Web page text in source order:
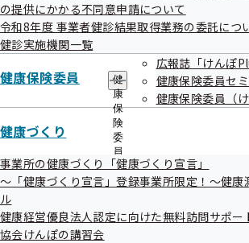
の提供にかかる不同意申請について
令和8年度 事業者健診結果取得業務の委託につ
健診実施機関一覧
健康保険委員
健
康
保
険
委
員
の
サ
メ
ニ
広報誌「けんぽ
健康保険委員セ
健康保険委員（
健康づくり
事業所の健康づくり「健康づくり宣言」
～「健康づくり宣言」登録事業所限定！～健康
ル
健康経営優良法人認定に向けた無料訪問サポー
協会けんぽの講習会
協会けんぽ福井支部では県内の様々な機
に向けた包括的連携に関する協定を締結
の健康保持増進のため、これからも各機
進めて参ります。
自治体